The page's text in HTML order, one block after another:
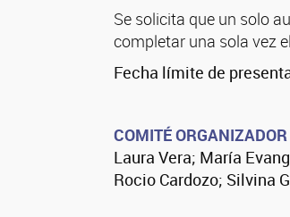
Se solicita que un solo
completar una sola vez
Fecha límite de
COMITÉ ORGANIZADOR
Laura Vera; María
Rocio Cardozo; Silvina